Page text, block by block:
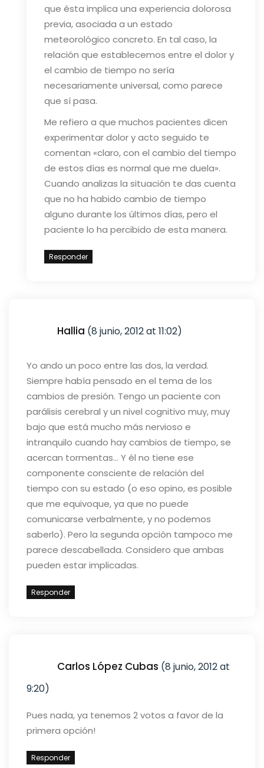
que ésta implica una experiencia dolorosa
previa, asociada a un estado
meteorológico concreto. En tal caso, la
relación que establecemos entre el dolor y
el cambio de tiempo no sería
necesariamente universal, como parece
que sí pasa.
Me refiero a que muchos pacientes dicen
experimentar dolor y acto seguido te
comentan «claro, con el cambio del tiempo
de estos días es normal que me duela».
Cuando analizas la situación te das cuenta
que no ha habido cambio de tiempo
alguno durante los últimos días, pero el
paciente lo ha percibido de esta manera.
Responder
Hallia (8 junio, 2012 at 11:02)
Yo ando un poco entre las dos, la verdad.
Siempre había pensado en el tema de los
cambios de presión. Tengo un paciente con
parálisis cerebral y un nivel cognitivo muy, muy
bajo que está mucho más nervioso e
intranquilo cuando hay cambios de tiempo, se
acercan tormentas… Y él no tiene ese
componente consciente de relación del
tiempo con su estado (o eso opino, es posible
que me equivoque, ya que no puede
comunicarse verbalmente, y no podemos
saberlo). Pero la segunda opción tampoco me
parece descabellada. Considero que ambas
pueden estar implicadas.
Responder
Carlos López Cubas (8 junio, 2012 at
9:20)
Pues nada, ya tenemos 2 votos a favor de la
primera opción!
Responder